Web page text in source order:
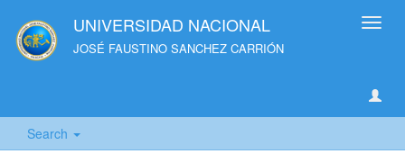
UNIVERSIDAD NACIONAL
JOSÉ FAUSTINO SANCHEZ CARRIÓN
Search